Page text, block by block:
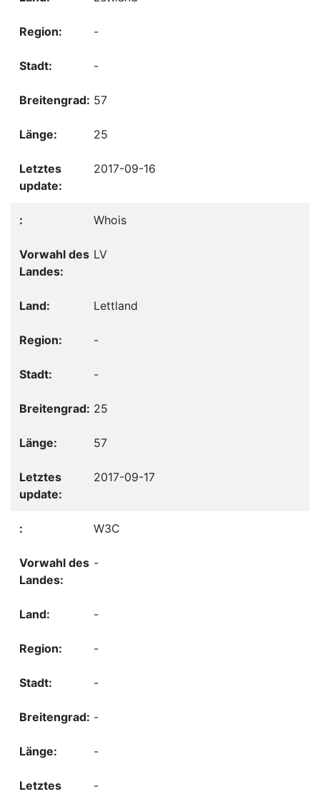
-
-
57
25
2017-09-16
Whois
LV
Lettland
-
-
25
57
2017-09-17
W3C
-
-
-
-
-
-
-